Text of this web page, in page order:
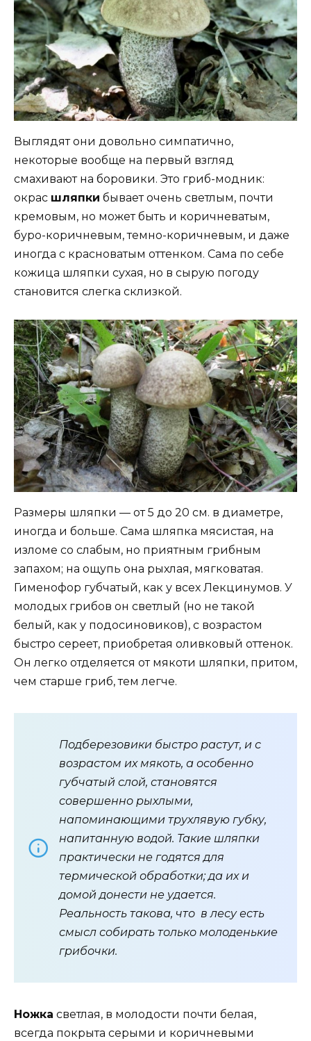
Выглядят они довольно симпатично,
некоторые вообще на первый взгляд
смахивают на боровики. Это гриб-модник:
окрас шляпки бывает очень светлым, почти
кремовым, но может быть и коричневатым,
буро-коричневым, темно-коричневым, и даже
иногда с красноватым оттенком. Сама по себе
кожица шляпки сухая, но в сырую погоду
становится слегка склизкой.
Размеры шляпки — от 5 до 20 см. в диаметре,
иногда и больше. Сама шляпка мясистая, на
изломе со слабым, но приятным грибным
запахом; на ощупь она рыхлая, мягковатая.
Гименофор губчатый, как у всех Лекцинумов. У
молодых грибов он светлый (но не такой
белый, как у подосиновиков), с возрастом
быстро сереет, приобретая оливковый оттенок.
Он легко отделяется от мякоти шляпки, притом,
чем старше гриб, тем легче.
Подберезовики быстро растут, и с
возрастом их мякоть, а особенно
губчатый слой, становятся
совершенно рыхлыми,
напоминающими трухлявую губку,
напитанную водой. Такие шляпки
практически не годятся для
термической обработки; да их и
домой донести не удается.
Реальность такова, что в лесу есть
смысл собирать только молоденькие
грибочки.
Ножка светлая, в молодости почти белая,
всегда покрыта серыми и коричневыми